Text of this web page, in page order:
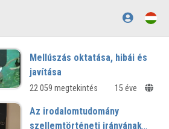
Mellúszás oktatása, hibái és
javítása
22 059 megtekintés 15 éve
Az irodalomtudomány
szellemtörténeti irányának